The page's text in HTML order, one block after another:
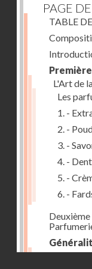
PAGE
TABLE
L'Art de
Les
1. -
2. -
3. -
4. -
5. -
6. -
Les